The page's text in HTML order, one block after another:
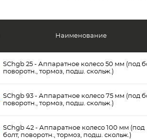
Наименование
SChgb 25 - Аппаратное колесо 50 мм (под
поворотн., тормоз, подш. скольж.)
SChgb 93 - Аппаратное колесо 75 мм (под
поворотн., тормоз, подш. скольж.)
SChgb 42 - Аппаратное колесо 100 мм (под
болт, поворотн., тормоз, подш. скольж.)